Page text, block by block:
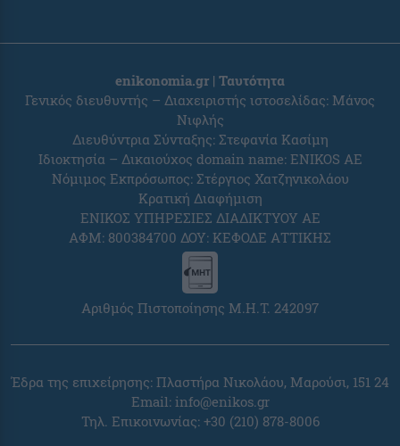
enikonomia.gr | Ταυτότητα
Γενικός διευθυντής – Διαχειριστής ιστοσελίδας: Μάνος
Νιφλής
Διευθύντρια Σύνταξης: Στεφανία Κασίμη
Ιδιοκτησία – Δικαιούχος domain name: ENIKOS AE
Νόμιμος Εκπρόσωπος: Στέργιος Χατζηνικολάου
Κρατική Διαφήμιση
ΕΝΙΚΟΣ ΥΠΗΡΕΣΙΕΣ ΔΙΑΔΙΚΤΥΟΥ ΑΕ
ΑΦΜ: 800384700 ΔΟΥ: ΚΕΦΟΔΕ ΑΤΤΙΚΗΣ
Αριθμός Πιστοποίησης Μ.Η.Τ. 242097
Έδρα της επιχείρησης: Πλαστήρα Νικολάου, Μαρούσι, 151 24
Email: info@enikos.gr
Τηλ. Επικοινωνίας: +30 (210) 878-8006